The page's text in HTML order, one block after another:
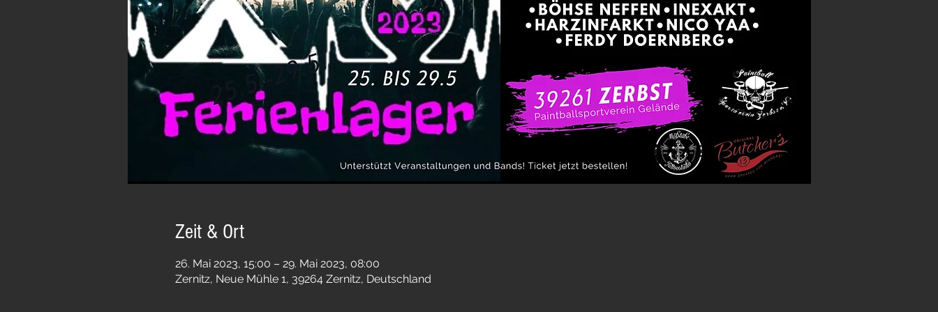
Zeit & Ort
26. Mai 2023, 15:00 – 29. Mai 2023, 08:00
Zernitz, Neue Mühle 1, 39264 Zernitz, Deutschland